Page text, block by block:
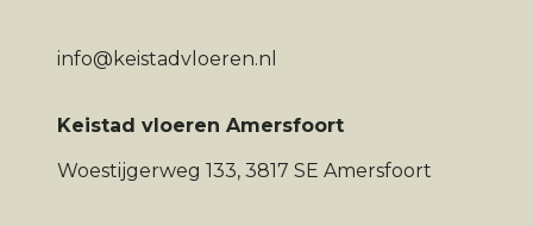
info@keistadvloeren.nl
Keistad vloeren Amersfoort
Woestijgerweg 133, 3817 SE Amersfoort